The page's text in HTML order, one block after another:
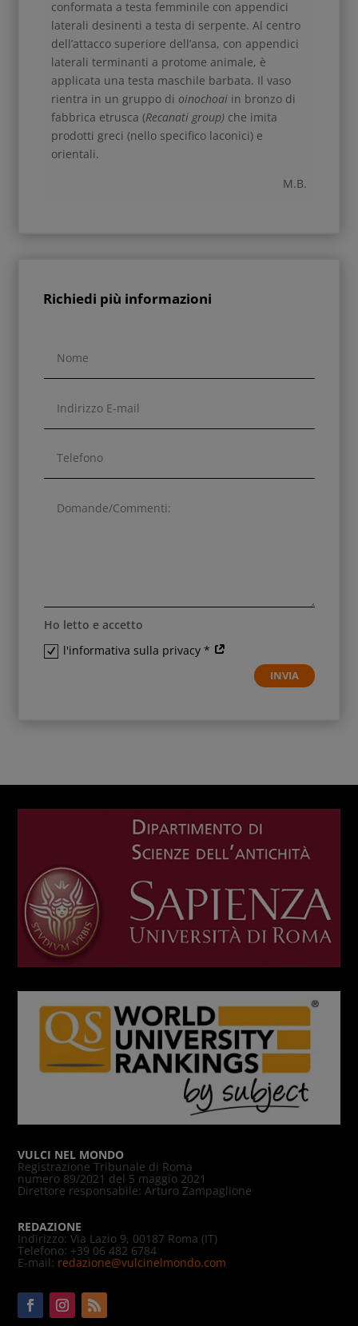
conformata a testa femminile con appendici
laterali desinenti a testa di serpente. Al centro
dell’attacco superiore dell’ansa, con appendici
laterali terminanti a protome animale, è
applicata una testa maschile barbata. Il vaso
rientra in un gruppo di oinochoai in bronzo di
fabbrica etrusca (Recanati group) che imita
prodotti greci (nello specifico laconici) e
orientali.
M.B.
Richiedi più informazioni
Ho letto e accetto
l'informativa sulla privacy *
INVIA
VULCI NEL MONDO
Registrazione Tribunale di Roma
numero 89/2021 del 5 maggio 2021
Direttore responsabile: Arturo Zampaglione
REDAZIONE
Indirizzo: Via Lazio 9, 00187 Roma (IT)
Telefono: +39 06 482 6784
E-mail: redazione@vulcinelmondo.com